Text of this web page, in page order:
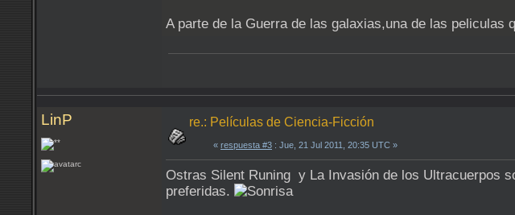
A parte de la Guerra de las galaxias,una de las peliculas
LinP re.: Películas de Ciencia-Ficción
« respuesta #3 : Jue, 21 Jul 2011, 20:35 UTC »
Ostras Silent Runing y La Invasión de los Ultracuerpos
preferidas.